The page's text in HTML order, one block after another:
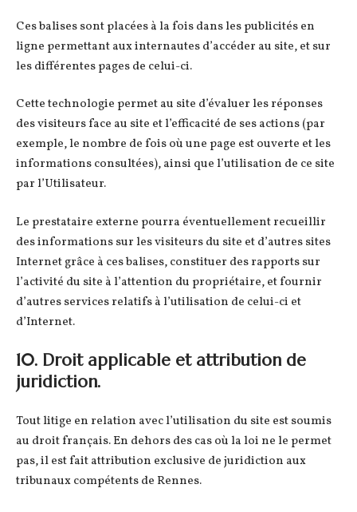
Ces balises sont placées à la fois dans les publicités en
ligne permettant aux internautes d’accéder au site, et sur
les différentes pages de celui-ci.
Cette technologie permet au site d’évaluer les réponses
des visiteurs face au site et l’efficacité de ses actions (par
exemple, le nombre de fois où une page est ouverte et les
informations consultées), ainsi que l’utilisation de ce site
par l’Utilisateur.
Le prestataire externe pourra éventuellement recueillir
des informations sur les visiteurs du site et d’autres sites
Internet grâce à ces balises, constituer des rapports sur
l’activité du site à l’attention du propriétaire, et fournir
d’autres services relatifs à l’utilisation de celui-ci et
d’Internet.
10. Droit applicable et attribution de
juridiction.
Tout litige en relation avec l’utilisation du site est soumis
au droit français. En dehors des cas où la loi ne le permet
pas, il est fait attribution exclusive de juridiction aux
tribunaux compétents de Rennes.